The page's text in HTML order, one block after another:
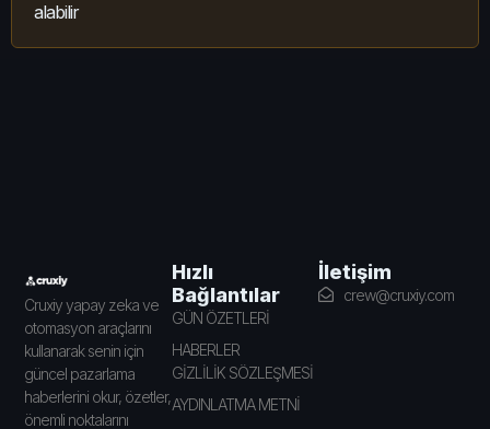
alabilir
Cruxiy yapay zeka ve
otomasyon araçlarını
kullanarak senin için
güncel pazarlama
haberlerini okur, özetler,
önemli noktalarını
Hızlı
Bağlantılar
GÜN ÖZETLERİ
HABERLER
GİZLİLİK SÖZLEŞMESİ
AYDINLATMA METNİ
İletişim
crew@cruxiy.com